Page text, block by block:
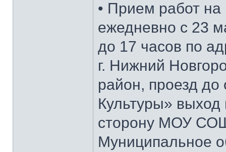
• Прием работ на
ежедневно с 23
до 17 часов по
г. Нижний
район, проезд до
Культуры» выход
сторону МОУ
Муниципальное